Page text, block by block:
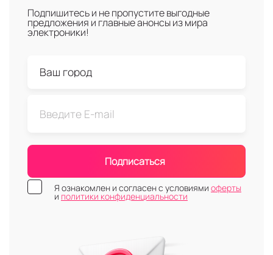
Подпишитесь и не пропустите выгодные
предложения и главные анонсы из мира
электроники!
Подписаться
Я ознакомлен и согласен с условиями оферты
и политики конфиденциальности